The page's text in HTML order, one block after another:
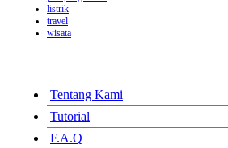
listrik
travel
wisata
Tentang Kami
Tutorial
F.A.Q